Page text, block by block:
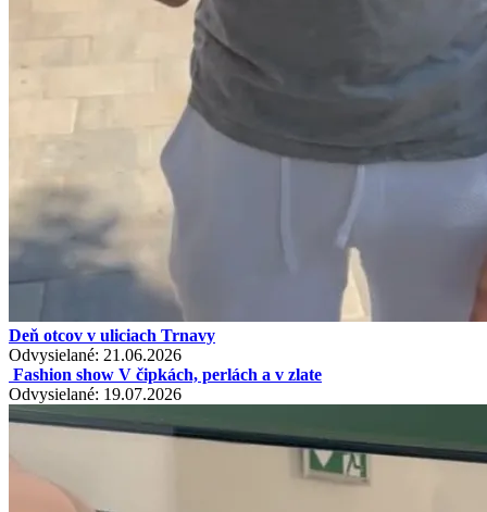
Deň otcov v uliciach Trnavy
Odvysielané: 21.06.2026
Fashion show V čipkách, perlách a v zlate
Odvysielané: 19.07.2026